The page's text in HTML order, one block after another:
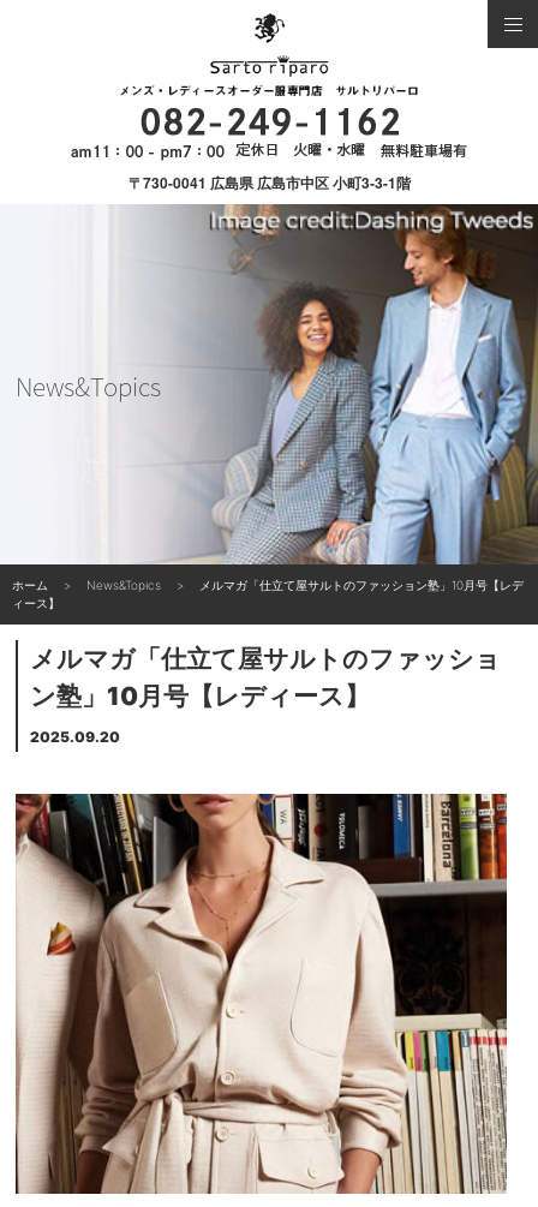
〒730-0041 広島県 広島市中区 小町3-3-1階
News&Topics
ホーム News&Topics
メルマガ「仕立て屋サルトのファッション塾」10月号【レデ
ィース】
メルマガ「仕立て屋サルトのファッショ
ン塾」10月号【レディース】
2025.09.20